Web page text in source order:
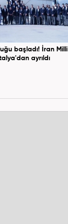
başladı! İran Milli
ayrıldı